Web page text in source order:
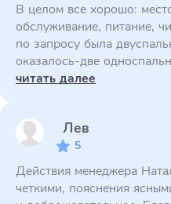
В целом все хорошо:
обслуживание, питание,
по запросу была
оказалось-две
читать далее
Лев
5
Действия менеджера
четкими, пояснения